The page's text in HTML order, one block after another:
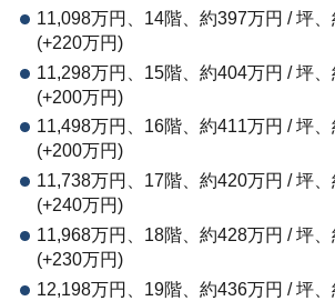
11,098万円、14階、約397万円 / 坪
(+220万円)
11,298万円、15階、約404万円 / 坪
(+200万円)
11,498万円、16階、約411万円 / 坪
(+200万円)
11,738万円、17階、約420万円 / 坪
(+240万円)
11,968万円、18階、約428万円 / 坪
(+230万円)
12,198万円、19階、約436万円 / 坪